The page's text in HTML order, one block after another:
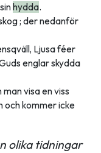
hydda.
; der nedanför
Ljusa féer
englar skydda
man visa en viss
och kommer icke
olika tidningar